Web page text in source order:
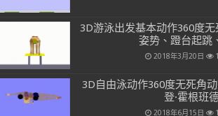
3D游泳出发基本动作360度
姿势、蹬台起跳
2018年3月20日
3D自由泳动作360度无死角动
登·霍根班
2018年6月15日